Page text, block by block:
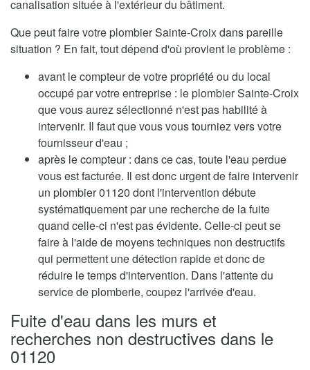
canalisation située à l'extérieur du bâtiment.
Que peut faire votre plombier Sainte-Croix dans pareille
situation ? En fait, tout dépend d'où provient le problème :
avant le compteur de votre propriété ou du local
occupé par votre entreprise : le plombier Sainte-Croix
que vous aurez sélectionné n'est pas habilité à
intervenir. Il faut que vous vous tourniez vers votre
fournisseur d'eau ;
après le compteur : dans ce cas, toute l'eau perdue
vous est facturée. Il est donc urgent de faire intervenir
un plombier 01120 dont l'intervention débute
systématiquement par une recherche de la fuite
quand celle-ci n'est pas évidente. Celle-ci peut se
faire à l'aide de moyens techniques non destructifs
qui permettent une détection rapide et donc de
réduire le temps d'intervention. Dans l'attente du
service de plomberie, coupez l'arrivée d'eau.
Fuite d'eau dans les murs et
recherches non destructives dans le
01120